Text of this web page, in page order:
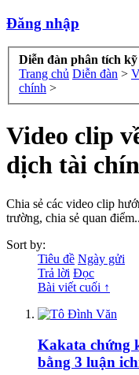
Đăng nhập
Diễn đàn phân tích
Trang chủ Diễn đàn >
chính >
Video clip
dịch tài
Chia sẻ các video clip
trường, chia sẻ quan
Sort by:
Tiêu đề Ngày gửi
Trả lời Đọc
Bài viết cuối ↑
Kakata chứng
bằng 3 luận